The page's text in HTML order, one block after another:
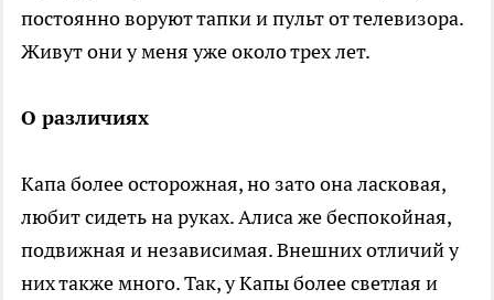
постоянно воруют тапки и пульт от телевизора.
Живут они у меня уже около трех лет.
О различиях
Капа более осторожная, но зато она ласковая,
любит сидеть на руках. Алиса же беспокойная,
подвижная и независимая. Внешних отличий у
них также много. Так, у Капы более светлая и